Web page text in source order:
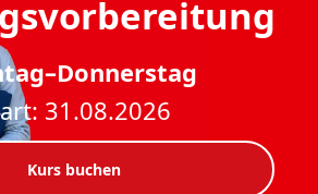
31.08.2026
Kurs buchen